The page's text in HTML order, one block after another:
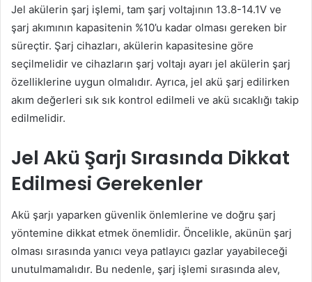
Jel akülerin şarj işlemi, tam şarj voltajının 13.8-14.1V ve
şarj akımının kapasitenin %10’u kadar olması gereken bir
süreçtir. Şarj cihazları, akülerin kapasitesine göre
seçilmelidir ve cihazların şarj voltajı ayarı jel akülerin şarj
özelliklerine uygun olmalıdır. Ayrıca, jel akü şarj edilirken
akım değerleri sık sık kontrol edilmeli ve akü sıcaklığı takip
edilmelidir.
Jel Akü Şarjı Sırasında Dikkat
Edilmesi Gerekenler
Akü şarjı yaparken güvenlik önlemlerine ve doğru şarj
yöntemine dikkat etmek önemlidir. Öncelikle, akünün şarj
olması sırasında yanıcı veya patlayıcı gazlar yayabileceği
unutulmamalıdır. Bu nedenle, şarj işlemi sırasında alev,